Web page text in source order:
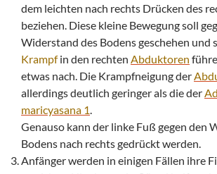
dem leichten nach rechts Drücken des
beziehen. Diese kleine Bewegung soll
Widerstand des Bodens geschehen und
Krampfin den rechten Abduktoren
etwas nach. Die Krampfneigung der
allerdings deutlich geringer als die der
maricyasana 1
Genauso kann der linke Fuß gegen den
Bodens nach rechts gedrückt werden.
Anfänger werden in einigen Fällen ihre